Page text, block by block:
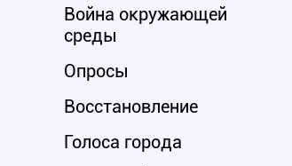
Война окружающей
среды
Опросы
Восстановление
Голоса города